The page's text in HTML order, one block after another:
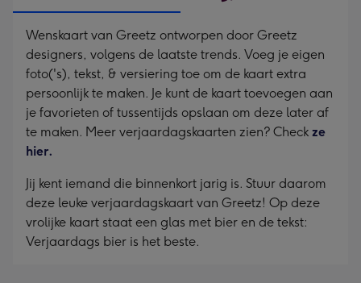
Wenskaart van Greetz ontworpen door Greetz
designers, volgens de laatste trends. Voeg je eigen
foto('s), tekst, & versiering toe om de kaart extra
persoonlijk te maken. Je kunt de kaart toevoegen aan
je favorieten of tussentijds opslaan om deze later af
te maken. Meer verjaardagskaarten zien? Check ze
hier.
Jij kent iemand die binnenkort jarig is. Stuur daarom
deze leuke verjaardagskaart van Greetz! Op deze
vrolijke kaart staat een glas met bier en de tekst:
Verjaardags bier is het beste.